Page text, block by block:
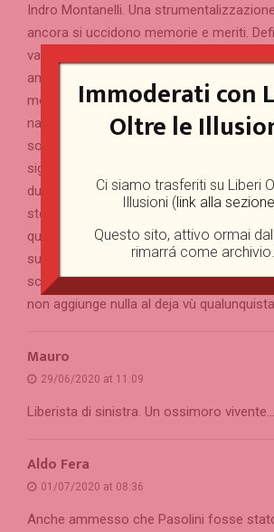
Indro Montanelli. Una
ancora si uccidono memorie e meriti.
valutazioni sulla società dei consumi di
anacronistiche, quando furono talmente
momento in cui solo di consumismo
nascente viveva l’Italia, senza capirne le
sociali e culturali a cui avrebbe portato,
significa mostrare pressappochismo. Il
due personaggi accomunati come
stesso metodo che si critica, sono
questo scritto della stessa pratica
superficiale. Nel complesso un cattivo
sceverare o dimostrare una tesi. Spiace,
non aggiunge nulla al deja vù qualunquista.
Mauro
29/06/2020 at 11:09
Liberista di sinistra. Un ossimoro vivente…
Aldo Fera
01/07/2020 at 08:36
Anche ammesso che Pasolini fosse
Immoderati con
Oltre le
Ci siamo trasferiti su Liberi
Illusioni (link alla sezione
Questo sito, attivo ormai
rimarrá come archivio.